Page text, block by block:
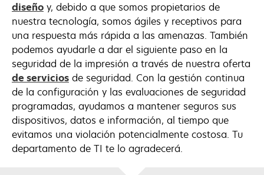
diseño y, debido a que somos propietarios de
nuestra tecnología, somos ágiles y receptivos para
una respuesta más rápida a las amenazas. También
podemos ayudarle a dar el siguiente paso en la
seguridad de la impresión a través de nuestra oferta
de servicios de seguridad. Con la gestión continua
de la configuración y las evaluaciones de seguridad
programadas, ayudamos a mantener seguros sus
dispositivos, datos e información, al tiempo que
evitamos una violación potencialmente costosa. Tu
departamento de TI te lo agradecerá.